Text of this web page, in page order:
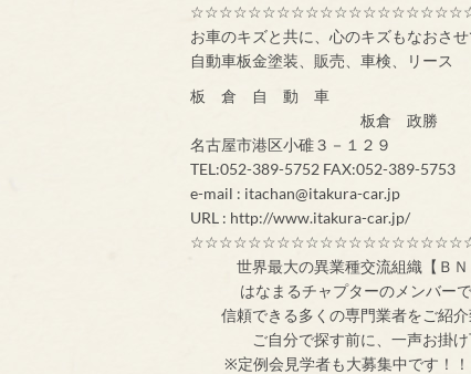
お車のキズと共に、心のキズもなおさ
自動車板金塗装、販売、車検、リース
板 倉 自 動 車
板倉 政勝
名古屋市港区小碓３－１２９
TEL:052-389-5752 FAX:052-389-5753
e-mail : itachan@itakura-car.jp
URL : http://www.itakura-car.jp/
世界最大の異
はなまるチャプターのメン
信頼できる多くの専門業者をご紹
ご自分で探す
※定例会見学